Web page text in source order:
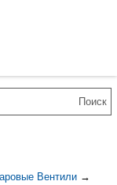
Вентили →